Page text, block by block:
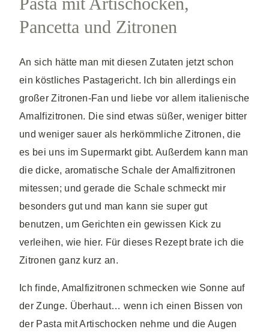
Pancetta und Zitronen
An sich hätte man mit diesen Zutaten jetzt schon
ein köstliches Pastagericht. Ich bin allerdings ein
großer Zitronen-Fan und liebe vor allem italienische
Amalfizitronen. Die sind etwas süßer, weniger bitter
und weniger sauer als herkömmliche Zitronen, die
es bei uns im Supermarkt gibt. Außerdem kann man
die dicke, aromatische Schale der Amalfizitronen
mitessen; und gerade die Schale schmeckt mir
besonders gut und man kann sie super gut
benutzen, um Gerichten ein gewissen Kick zu
verleihen, wie hier. Für dieses Rezept brate ich die
Zitronen ganz kurz an.
Ich finde, Amalfizitronen schmecken wie Sonne auf
der Zunge. Überhaut… wenn ich einen Bissen von
der Pasta mit Artischocken nehme und die Augen